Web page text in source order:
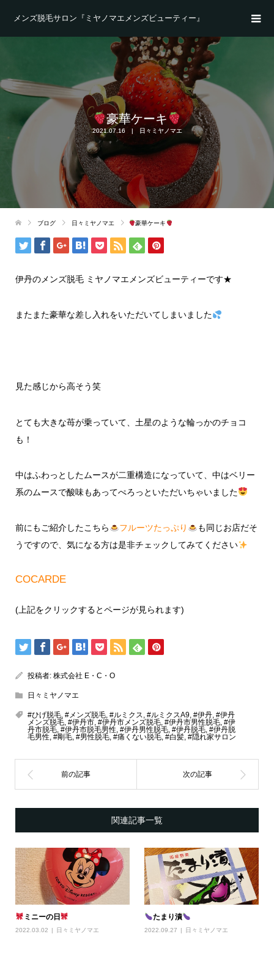
メンズ脱毛サロン『ミヤノマエメンズビューティー』
豪華ケーキ
2021.07.16 日々ミヤノマエ
ブログ 日々ミヤノマエ 豪華ケーキ
伊丹のメンズ脱毛 ミヤノマエメンズビューティーです★
またまた豪華な差し入れをいただいてしまいました
見た感じから高そう笑
とても大きな苺が乗っていて、土星のような輪っかのチョコ
も！
中はふわっとしたムースが二重構造になっていて、中はベリー
系のムースで酸味もあってぺろっといただいちゃいました
前にもご紹介したこちら フルーツたっぷり
も同じお店だそ
うですので、気になる方は是非チェックしてみてください
COCARDE
(上記をクリックするとページが見られます)
投稿者: 株式会社 E・C・O
日々ミヤノマエ
#ひげ脱毛, #メンズ脱毛, #ルミクス, #ルミクスA9, #伊丹, #伊丹
メンズ脱毛, #伊丹市, #伊丹市メンズ脱毛, #伊丹市男性脱毛, #伊
丹市脱毛, #伊丹市脱毛男性, #伊丹男性脱毛, #伊丹脱毛, #伊丹脱
毛男性, #剛毛, #男性脱毛, #痛くない脱毛, #白髪, #隠れ家サロン
関連記事一覧
ミニーの日
2022.03.02 日々ミヤノマエ
たまり漬
2022.09.27 日々ミヤノマエ